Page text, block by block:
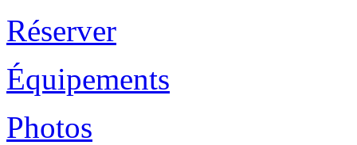
Réserver
Équipements
Photos